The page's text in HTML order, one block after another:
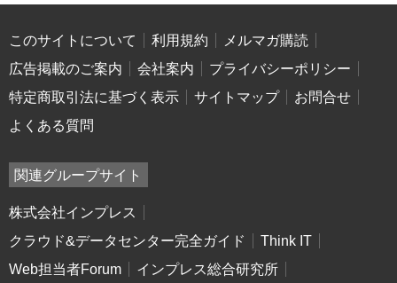
このサイトについて 利用規約
メルマガ購読
広告掲載のご案内
会社案内
プライバシーポリシー
特定商取引法に基づく表示
サイトマップ
お問合せ
よくある質問
関連グループサイト
株式会社インプレス
クラウド&データセンター完全ガイド
Think IT
Web担当者Forum
インプレス総合研究所